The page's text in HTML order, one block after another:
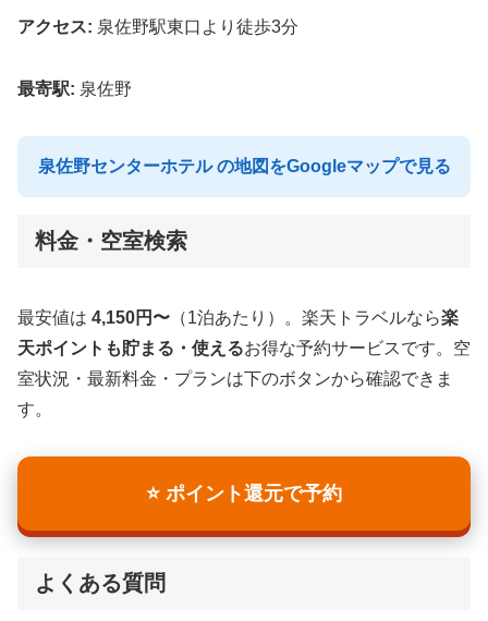
アクセス: 泉佐野駅東口より徒歩3分
最寄駅: 泉佐野
泉佐野センターホテル の地図をGoogleマップで見る
料金・空室検索
最安値は 4,150円〜 （1泊あたり）。楽天トラベルなら楽
天ポイントも貯まる・使えるお得な予約サービスです。空
室状況・最新料金・プランは下のボタンから確認できま
す。
⭐ ポイント還元で予約
よくある質問